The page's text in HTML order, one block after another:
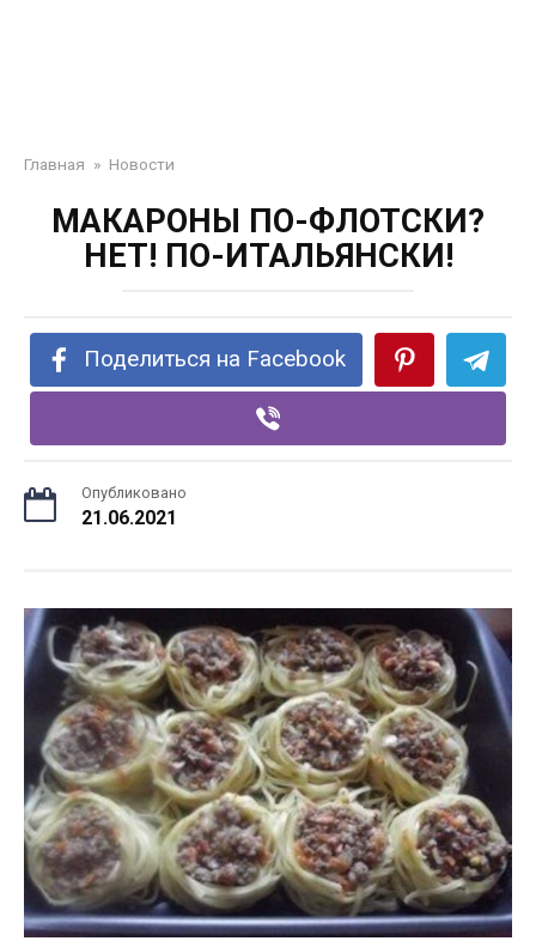
Главная » Новости
МАКАРОНЫ ПО-ФЛОТСКИ?
НЕТ! ПО-ИТАЛЬЯНСКИ!
Поделиться на Facebook
Опубликовано
21.06.2021